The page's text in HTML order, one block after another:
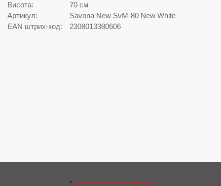
Висота:
70 см
Артикул:
Savona New SvM-80 New White
EAN штрих-код:
2308013380606